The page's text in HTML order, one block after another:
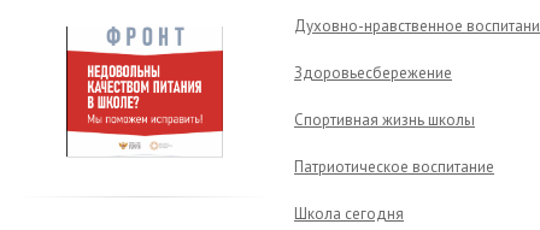
Духовно-нравственное
Здоровьесбережение
Спортивная жизнь школы
Патриотическое воспитание
Школа сегодня